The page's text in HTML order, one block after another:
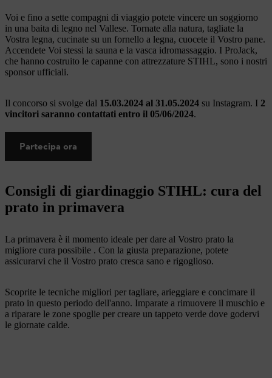
Voi e fino a sette compagni di viaggio potete vincere un soggiorno
in una baita di legno nel Vallese. Tornate alla natura, tagliate la
Vostra legna, cucinate su un fornello a legna, cuocete il Vostro pane.
Accendete Voi stessi la sauna e la vasca idromassaggio. I ProJack,
che hanno costruito le capanne con attrezzature STIHL, sono i nostri
sponsor ufficiali.
Il concorso si svolge dal 15.03.2024 al 31.05.2024 su Instagram. I 2
vincitori saranno contattati entro il 05/06/2024.
Partecipa ora
Consigli di giardinaggio STIHL: cura del
prato in primavera
La primavera è il momento ideale per dare al Vostro prato la
migliore cura possibile . Con la giusta preparazione, potete
assicurarvi che il Vostro prato cresca sano e rigoglioso.
Scoprite le tecniche migliori per tagliare, arieggiare e concimare il
prato in questo periodo dell'anno. Imparate a rimuovere il muschio e
a riparare le zone spoglie per creare un tappeto verde dove godervi
le giornate calde.